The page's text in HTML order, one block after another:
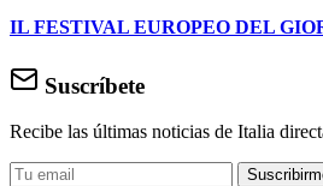
IL FESTIVAL EUROPEO DEL
Suscríbete
Recibe las últimas noticias de Italia